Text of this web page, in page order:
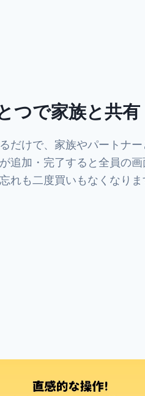
つで家族と共有
だけで、家族やパートナ
追加・完了すると全員の画
れも二度買いもなくなりま